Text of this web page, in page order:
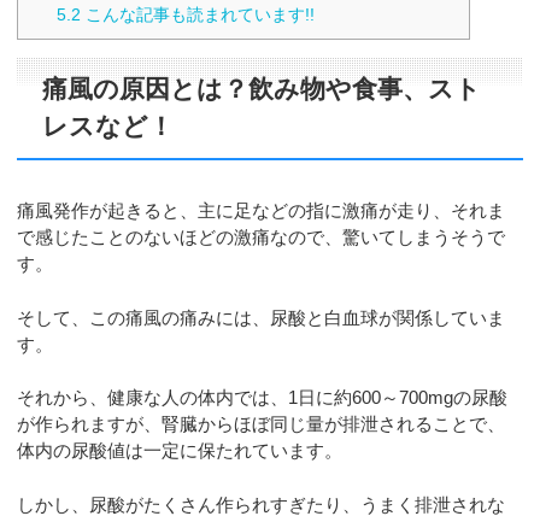
5.2 こんな記事も読まれています!!
痛風の原因とは？飲み物や食事、スト
レスなど！
痛風発作が起きると、主に足などの指に激痛が走り、それま
で感じたことのないほどの激痛なので、驚いてしまうそうで
す。
そして、この痛風の痛みには、尿酸と白血球が関係していま
す。
それから、健康な人の体内では、1日に約600～700mgの尿酸
が作られますが、腎臓からほぼ同じ量が排泄されることで、
体内の尿酸値は一定に保たれています。
しかし、尿酸がたくさん作られすぎたり、うまく排泄されな